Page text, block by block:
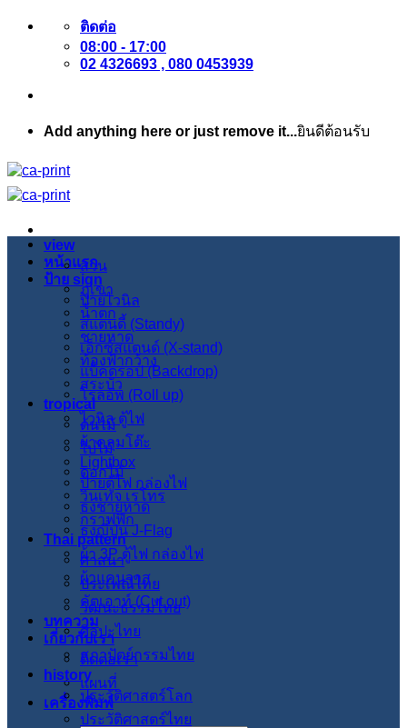
ข้าม
เนื้อหา
ติดต่อ
08:00 - 17:00
02 4326693 , 080 0453939
Add anything here or just remove it...ยินดีต้อนรับ
หน้าแรก
ป้าย sign
ป้ายไวนิล
สแตนดี้ (Standy)
เอ็กซ์สแตนด์ (X-stand)
แบ็คดรอป (Backdrop)
โรลอัพ (Roll up)
ไวนิล ตู้ไฟ
ผ้าคลุมโต๊ะ
Lightbox
ป้ายตู้ไฟ กล่องไฟ
ธงชายหาด
ธงญี่ปุ่น J-Flag
ผ้า 3P ตู้ไฟ กล่องไฟ
ผ้าแคนวาส
คัตเอาท์ (Cut out)
บทความ
เกี่ยวกับเรา
ติดต่อเรา
แผนที่
เครื่องพิมพ์
view
สวน
ภูเขา
น้ำตก
ชายหาด
ท้องฟ้ากว้าง
สระบัว
tropical
ต้นไม้
ใบไม้
ดอกไม้
วินเทจ เรโทร
กราฟฟิก
Thai pattern
ศาสนา
ประเพณีไทย
วัฒนะธรรมไทย
ศิลปะไทย
สภาปัตย์กรรมไทย
history
ประวัติศาสตร์โลก
ประวัติศาสตร์ไทย